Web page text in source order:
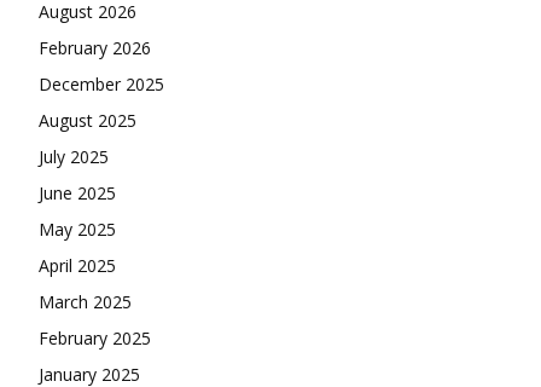
August 2026
February 2026
December 2025
August 2025
July 2025
June 2025
May 2025
April 2025
March 2025
February 2025
January 2025